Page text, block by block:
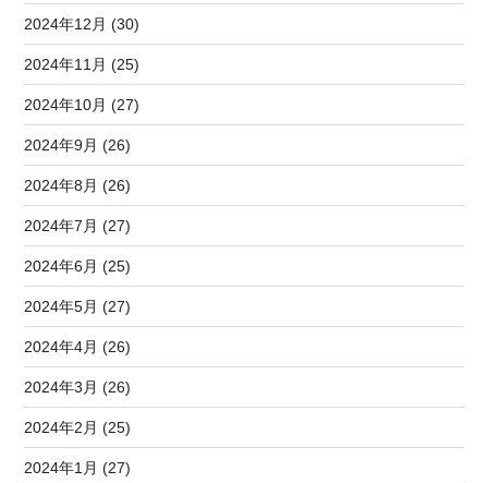
2024年12月 (30)
2024年11月 (25)
2024年10月 (27)
2024年9月 (26)
2024年8月 (26)
2024年7月 (27)
2024年6月 (25)
2024年5月 (27)
2024年4月 (26)
2024年3月 (26)
2024年2月 (25)
2024年1月 (27)